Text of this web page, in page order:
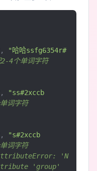
,
"哈哈ssfg6354r#
4个单词字符
,
"ss#2xccb
词字符
,
"s#2xccb
词字符
'N
'group'